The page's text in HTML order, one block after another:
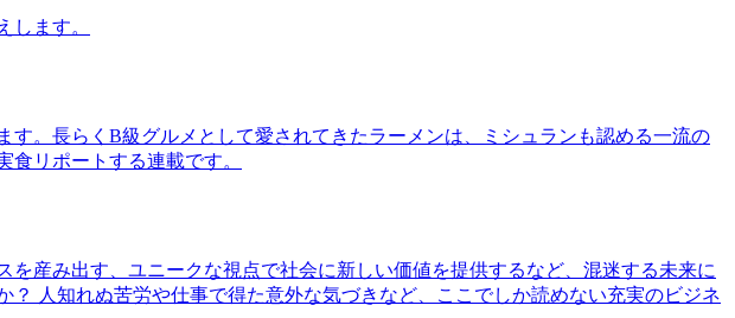
します。
。長らくB級グルメとして愛されてきたラーメンは、ミシュランも認める一流の
リポートする連載です。
産み出す、ユニークな視点で社会に新しい価値を提供するなど、混迷する未来に
人知れぬ苦労や仕事で得た意外な気づきなど、ここでしか読めない充実のビジネ